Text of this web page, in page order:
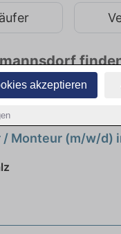
akzeptieren
Jetzt bewerben!
/ Monteur (m/w/